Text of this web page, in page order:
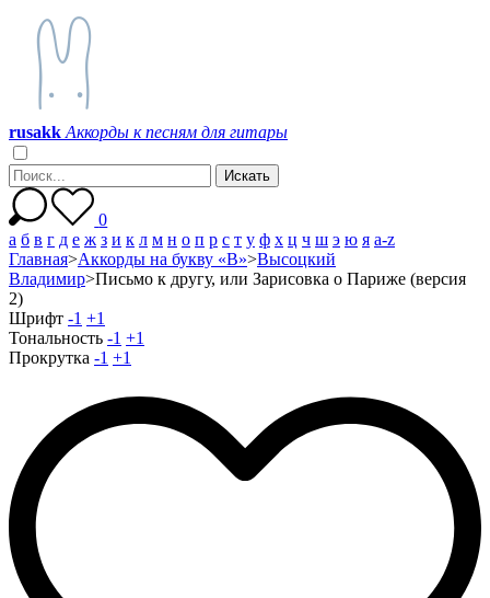
rusakk Аккорды к песням для гитары
0
а б в г д е ж з и к л м н о п р с т у ф х ц ч ш э ю я a-z
Главная>Аккорды на букву «В»>Высоцкий
Владимир>Письмо к другу, или Зарисовка о Париже (версия
2)
Шрифт -1 +1
Тональность -1 +1
Прокрутка -1 +1